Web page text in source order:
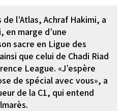
l’Atlas, Achraf Hakimi, a
en marge d’une
sacre en Ligue des
que celui de Chadi Riad
League. «J’espère
de spécial avec vous», a
de la C1, qui entend